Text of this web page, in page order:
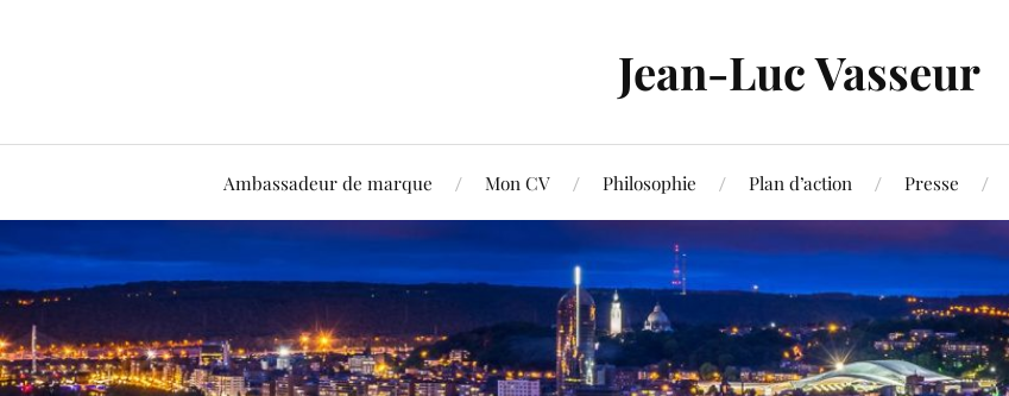
Jean-Luc Vasseur
Ambassadeur de marque Mon CV Philosophie Plan d’action Presse